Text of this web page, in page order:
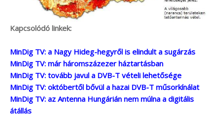
Kapcsolódó linkek:
MinDig TV: a Nagy Hideg-hegyről is elindult a sugárzás
MinDig TV: már háromszázezer háztartásban
MinDig TV: tovább javul a DVB-T vételi lehetősége
MinDig TV: októbertől bővül a hazai DVB-T műsorkínálat
MinDig TV: az Antenna Hungárián nem múlna a digitális
átállás